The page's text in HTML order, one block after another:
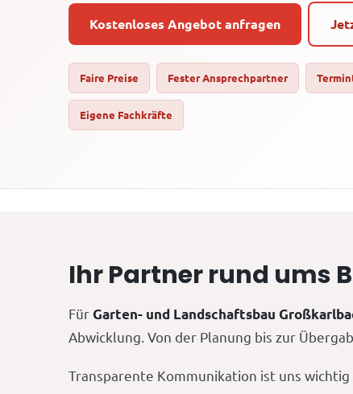
Kostenloses Angebot anfragen
Faire Preise Fester Ansprechpartner
Eigene Fachkräfte
Ihr Partner rund ums
FürGarten- und Landschaftsbau
Abwicklung. Von der Planung bis zur
Transparente Kommunikation ist uns